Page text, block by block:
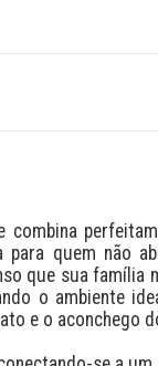
combina
para quem não
que sua família
o ambiente
e o aconchego